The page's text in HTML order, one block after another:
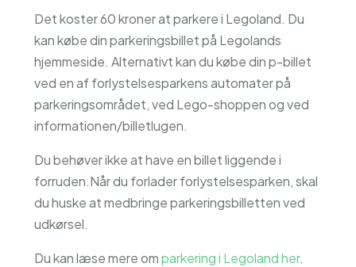
Det koster 60 kroner at parkere i Legoland. Du
kan købe din parkeringsbillet på Legolands
hjemmeside. Alternativt kan du købe din p-billet
ved en af forlystelsesparkens automater på
parkeringsområdet, ved Lego-shoppen og ved
informationen/billetlugen.
Du behøver ikke at have en billet liggende i
forruden.Når du forlader forlystelsesparken, skal
du huske at medbringe parkeringsbilletten ved
udkørsel.
Du kan læse mere omparkering i Legoland her.